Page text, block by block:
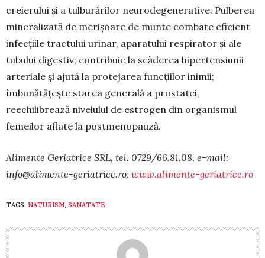
creierului și a tulburărilor neurodegenerative. Pulberea
mineralizată de merișoare de munte combate eficient
infecțiile tractului urinar, aparatului respirator și ale
tubului digestiv; contribuie la scăderea hipertensiunii
arteriale și ajută la protejarea funcțiilor inimii;
îmbunătățește starea generală a prostatei,
reechilibrează nivelulul de estrogen din organismul
femeilor aflate la post­menopauză.
Alimente Geriatrice SRL, tel. 0729/66.81.08, e-mail:
info@alimente-geriatrice.ro; www.alimente-geriatrice.ro
TAGS: NATURISM, SANATATE